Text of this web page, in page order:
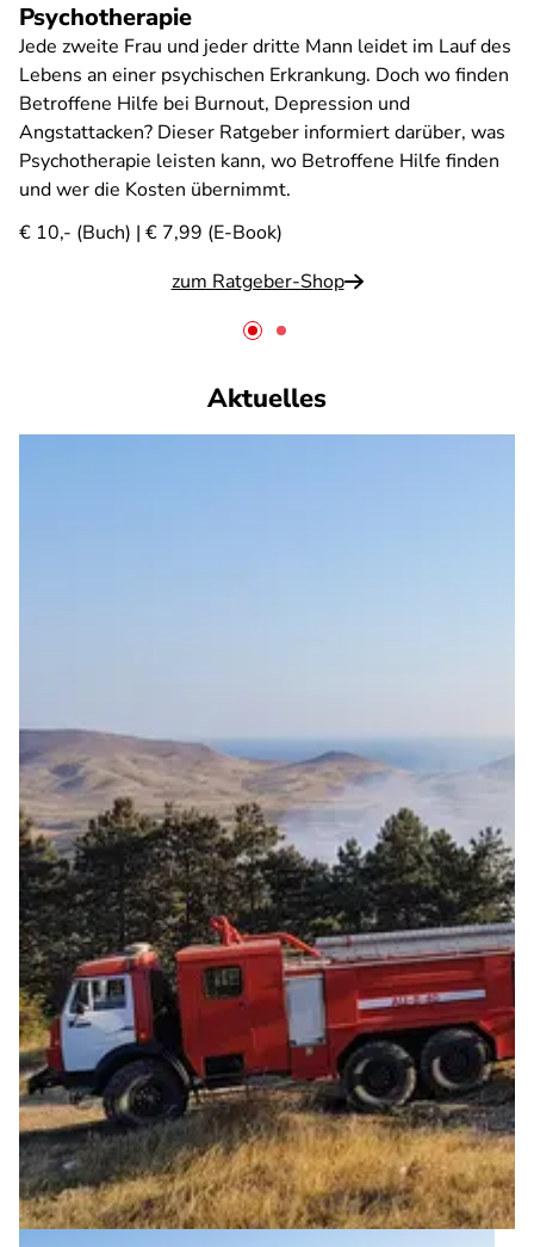
Psychotherapie
Jede zweite Frau und jeder dritte Mann leidet im Lauf des
Lebens an einer psychischen Erkrankung. Doch wo finden
Betroffene Hilfe bei Burnout, Depression und
Angstattacken? Dieser Ratgeber informiert darüber, was
Psychotherapie leisten kann, wo Betroffene Hilfe finden
und wer die Kosten übernimmt.
€ 10,- (Buch) | € 7,99 (E-Book)
zum Ratgeber-Shop
Aktuelles